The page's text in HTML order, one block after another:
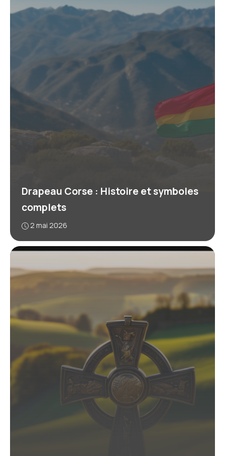
Drapeau Corse : Histoire et symboles
complets
2 mai 2026